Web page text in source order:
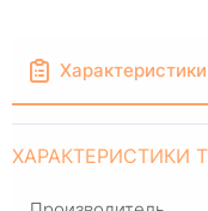
Характеристики
ХАРАКТЕРИСТИКИ